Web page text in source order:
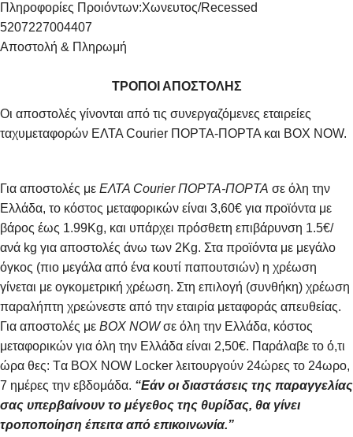
Πληροφορίες Προιόντων:Χωνευτος/Recessed
5207227004407
Αποστολή & Πληρωμή
ΤΡΟΠΟΙ ΑΠΟΣΤΟΛΗΣ
Οι αποστολές γίνονται από τις συνεργαζόμενες εταιρείες
ταχυμεταφορών ΕΛΤΑ Courier ΠΟΡΤΑ-ΠΟΡΤΑ και BOX NOW.
Για αποστολές με ΕΛΤΑ Courier ΠΟΡΤΑ-ΠΟΡΤΑ σε όλη την
Ελλάδα, το κόστος μεταφορικών είναι 3,60€ για προϊόντα με
βάρος έως 1.99Kg, και υπάρχει πρόσθετη επιβάρυνση 1.5€/
ανά kg για αποστολές άνω των 2Κg. Στα προϊόντα με μεγάλο
όγκος (πιο μεγάλα από ένα κουτί παπουτσιών) η χρέωση
γίνεται με ογκομετρική χρέωση. Στη επιλογή (συνθήκη) χρέωση
παραλήπτη χρεώνεστε από την εταιρία μεταφοράς απευθείας.
Για αποστολές με BOX NOWσε όλη την Ελλάδα, κόστος
μεταφορικών για όλη την Ελλάδα είναι 2,50€. Παράλαβε το ό,τι
ώρα θες: Tα ΒΟΧ ΝΟW Locker λειτουργούν 24ώρες το 24ωρο,
7 ημέρες την εβδομάδα. “Εάν οι διαστάσεις της παραγγελίας
σας υπερβαίνουν το μέγεθος της θυρίδας, θα γίνει
τροποποίηση έπειτα από επικοινωνία.”